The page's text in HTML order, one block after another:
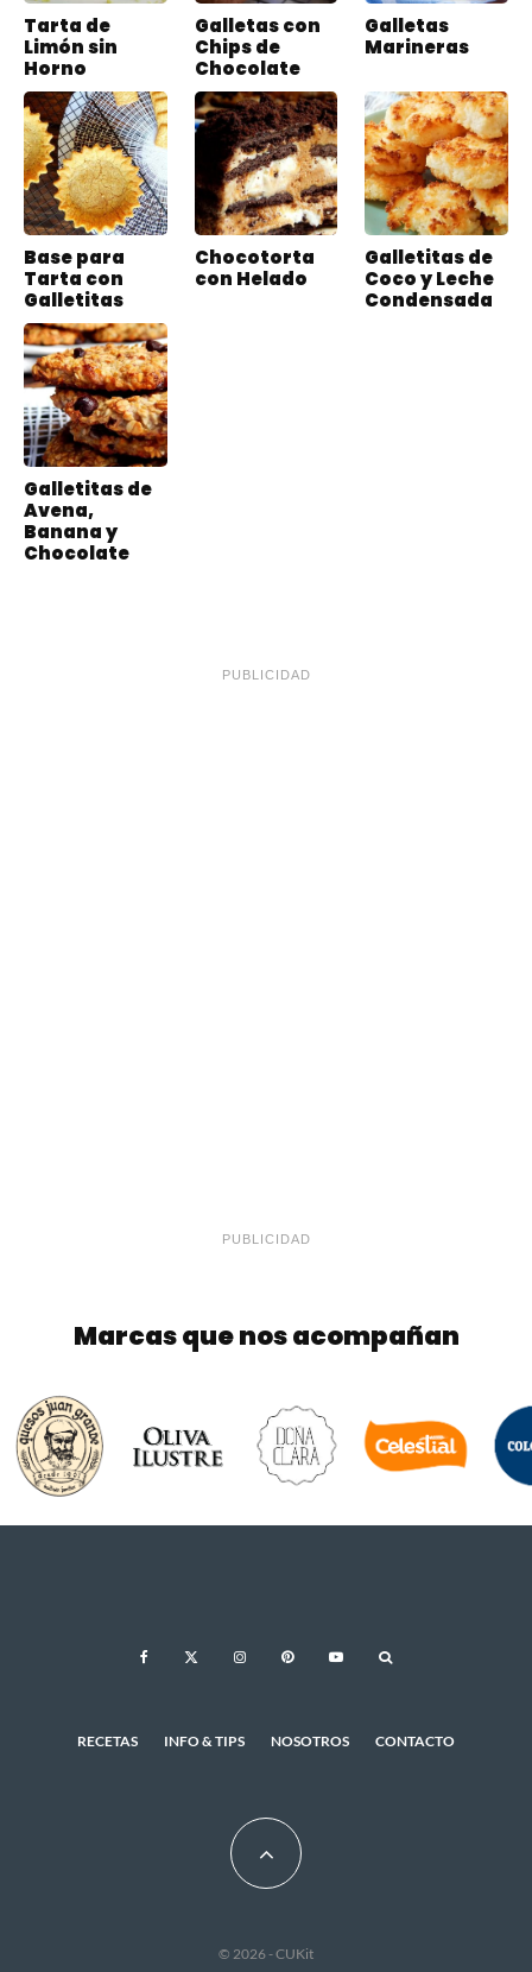
Tarta de
Limón sin
Horno
Galletas con
Chips de
Chocolate
Galletas
Marineras
Base para
Tarta con
Galletitas
Chocotorta
con Helado
Galletitas de
Coco y Leche
Condensada
Galletitas de
Avena,
Banana y
Chocolate
PUBLICIDAD
PUBLICIDAD
Marcas que nos acompañan
RECETAS INFO & TIPS NOSOTROS CONTACTO
© 2026 - CUKit